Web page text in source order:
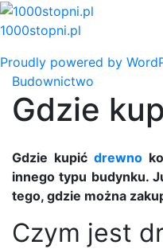
Skip
to
1000stopni.pl
Proudly powered by
Budownictwo
Gdzie
Gdzie kupićdrewno
innego typu budynku.
tego, gdzie można
Czym jest